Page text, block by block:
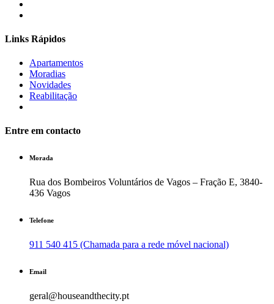
Links Rápidos
Apartamentos
Moradias
Novidades
Reabilitação
Entre em contacto
Morada
Rua dos Bombeiros Voluntários de Vagos – Fração E, 3840-
436 Vagos
Telefone
911 540 415 (Chamada para a rede móvel nacional)
Email
geral@houseandthecity.pt